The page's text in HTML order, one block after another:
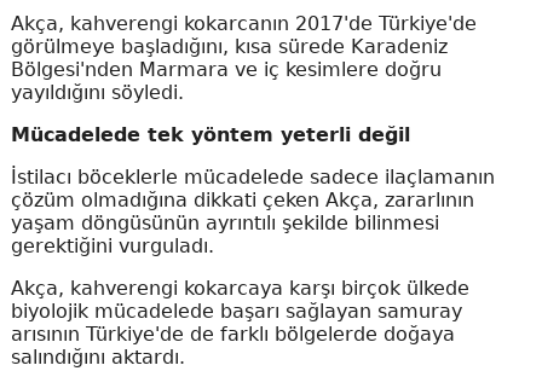
Akça, kahverengi kokarcanın 2017'de Türkiye'de
görülmeye başladığını, kısa sürede Karadeniz
Bölgesi'nden Marmara ve iç kesimlere doğru
yayıldığını söyledi.
Mücadelede tek yöntem yeterli değil
İstilacı böceklerle mücadelede sadece ilaçlamanın
çözüm olmadığına dikkati çeken Akça, zararlının
yaşam döngüsünün ayrıntılı şekilde bilinmesi
gerektiğini vurguladı.
Akça, kahverengi kokarcaya karşı birçok ülkede
biyolojik mücadelede başarı sağlayan samuray
arısının Türkiye'de de farklı bölgelerde doğaya
salındığını aktardı.